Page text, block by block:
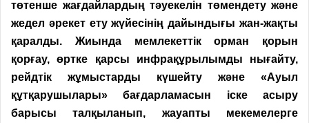
төтенше жағдайлардың тәуекелін төмендету және
жедел әрекет ету жүйесінің дайындығы жан-жақты
қаралды. Жиында мемлекеттік орман қорын
қорғау, өртке қарсы инфрақұрылымды нығайту,
рейдтік жұмыстарды күшейту және «Ауыл
құтқарушылары» бағдарламасын іске асыру
барысы талқыланып, жауапты мекемелерге